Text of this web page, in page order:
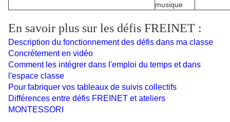
musique
En savoir plus sur les défis FREINET :
Description du fonctionnement des défis dans ma classe
Concrètement en vidéo
Comment les intégrer dans l'emploi du temps et dans
l'espace classe
Pour fabriquer vos tableaux de suivis collectifs
Différences entre défis FREINET et ateliers
MONTESSORI